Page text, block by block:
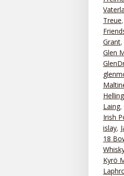
Treue,
Grant,
Glen
Laing,
Irish
islay,
18
Kyrö